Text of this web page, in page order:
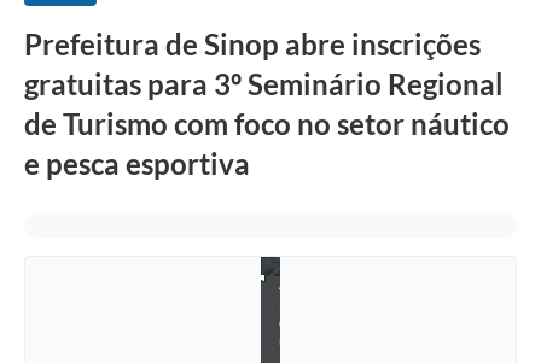
Prefeitura de Sinop abre inscrições
gratuitas para 3º Seminário Regional
de Turismo com foco no setor náutico
e pesca esportiva
A
q
u